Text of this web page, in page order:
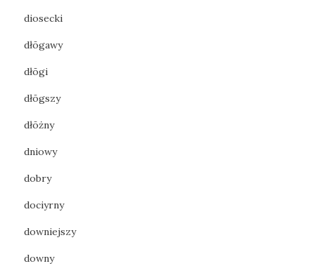
diosecki
dłōgawy
dłōgi
dłōgszy
dłōżny
dniowy
dobry
dociyrny
downiejszy
downy